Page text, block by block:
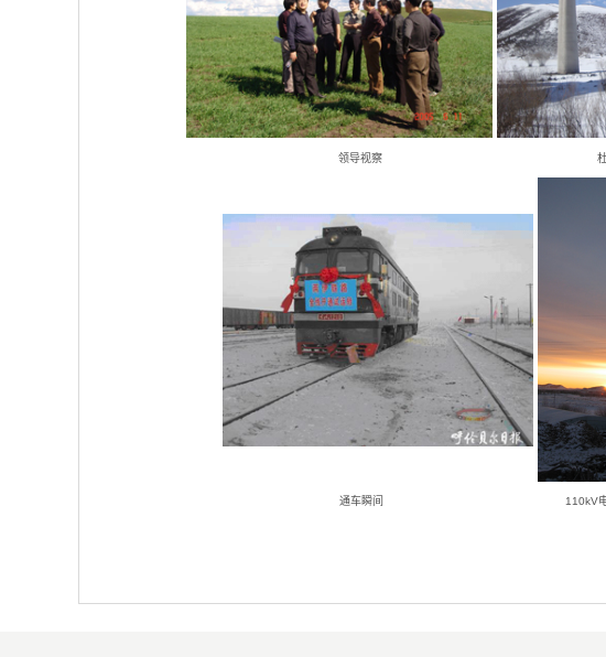
领导视察 杜拉尔
通车瞬间 110kV电力